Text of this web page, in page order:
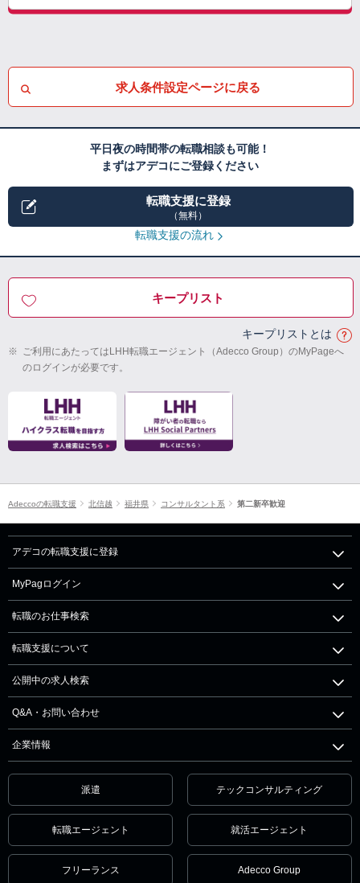
求人条件設定ページに戻る
平日夜の時間帯の転職相談も可能！
まずはアデコにご登録ください
転職支援に登録
（無料）
転職支援の流れ
キープリスト
キープリストとは
※ ご利用にあたってはLHH転職エージェント（Adecco Group）のMyPageへ
のログインが必要です。
Adeccoの転職支援 北信越 福井県 コンサルタント系 第二新卒歓迎
アデコの転職支援に登録
MyPagログイン
転職のお仕事検索
転職支援について
公開中の求人検索
Q&A・お問い合わせ
企業情報
派遣 テックコンサルティング
転職エージェント 就活エージェント
フリーランス Adecco Group